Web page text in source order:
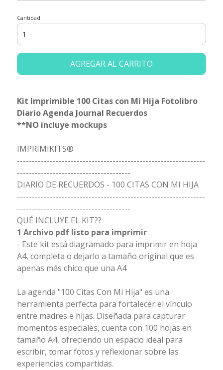
Cantidad
AGREGAR AL CARRITO
Kit Imprimible 100 Citas con Mi Hija Fotolibro
Diario Agenda Journal Recuerdos
**NO incluye mockups
IMPRIMIKITS®
---------------------------------------------------------------
--------------------------------------
DIARIO DE RECUERDOS - 100 CITAS CON MI HIJA
---------------------------------------------------------------
--------------------------------------
QUÉ INCLUYE EL KIT??
1 Archivo pdf listo para imprimir
- Este kit está diagramado para imprimir en hoja
A4, completa o dejarlo a tamaño original que es
apenas más chico que una A4
La agenda "100 Citas Con Mi Hija" es una
herramienta perfecta para fortalecer el vínculo
entre madres e hijas. Diseñada para capturar
momentos especiales, cuenta con 100 hojas en
tamaño A4, ofreciendo un espacio ideal para
escribir, tomar fotos y reflexionar sobre las
experiencias compartidas.